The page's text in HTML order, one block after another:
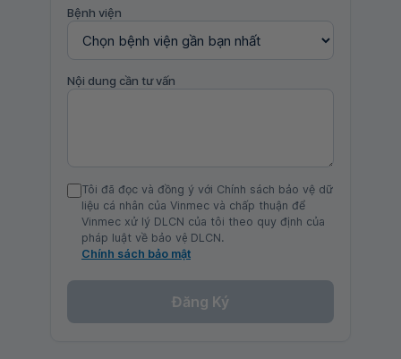
Bệnh viện
Nội dung cần tư vấn
Tôi đã đọc và đồng ý với Chính sách bảo vệ dữ
liệu cá nhân của Vinmec và chấp thuận để
Vinmec xử lý DLCN của tôi theo quy định của
pháp luật về bảo vệ DLCN.
Chính sách bảo mật
Đăng Ký